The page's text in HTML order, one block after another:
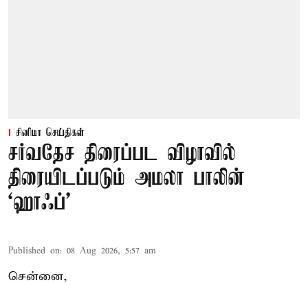
சினிமா செய்திகள்
சர்வதேச திரைப்பட விழாவில்
திரையிடப்படும் அமலா பாலின்
‘ஹாஃப்’
Published on: 08 Aug 2026, 5:57 am
சென்னை,